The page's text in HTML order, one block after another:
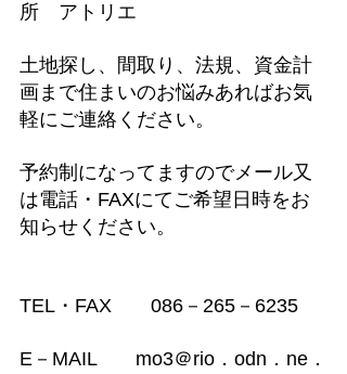
所　アトリエ
土地探し、間取り、法規、資金計
画まで住まいのお悩みあればお気
軽にご連絡ください。
予約制になってますのでメール又
は電話・FAXにてご希望日時をお
知らせください。
TEL・FAX　　086－265－6235
E－MAIL　　mo3＠rio．odn．ne．